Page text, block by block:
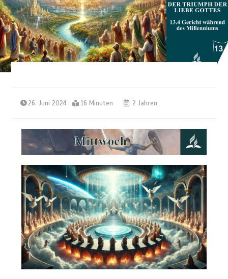
26. Juni 2024 16 Minuten 2 Jahren